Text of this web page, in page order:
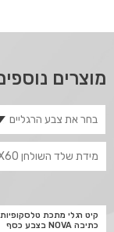
מוצרים
קיט רגלי מתכת
כתיבה NOVA בצבע כסף